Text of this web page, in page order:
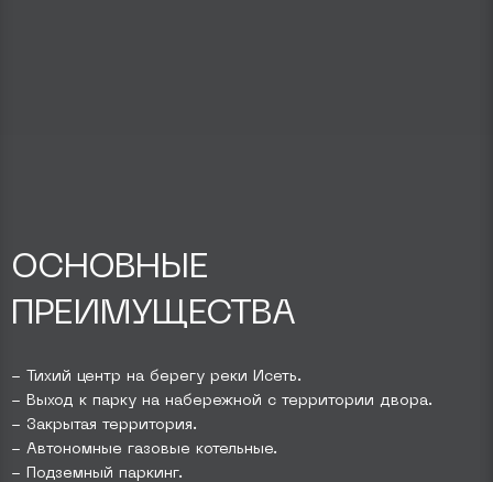
ОСНОВНЫЕ
ПРЕИМУЩЕСТВА
- Тихий центр на берегу реки Исеть.
- Выход к парку на набережной с территории двора.
- Закрытая территория.
- Автономные газовые котельные.
- Подземный паркинг.